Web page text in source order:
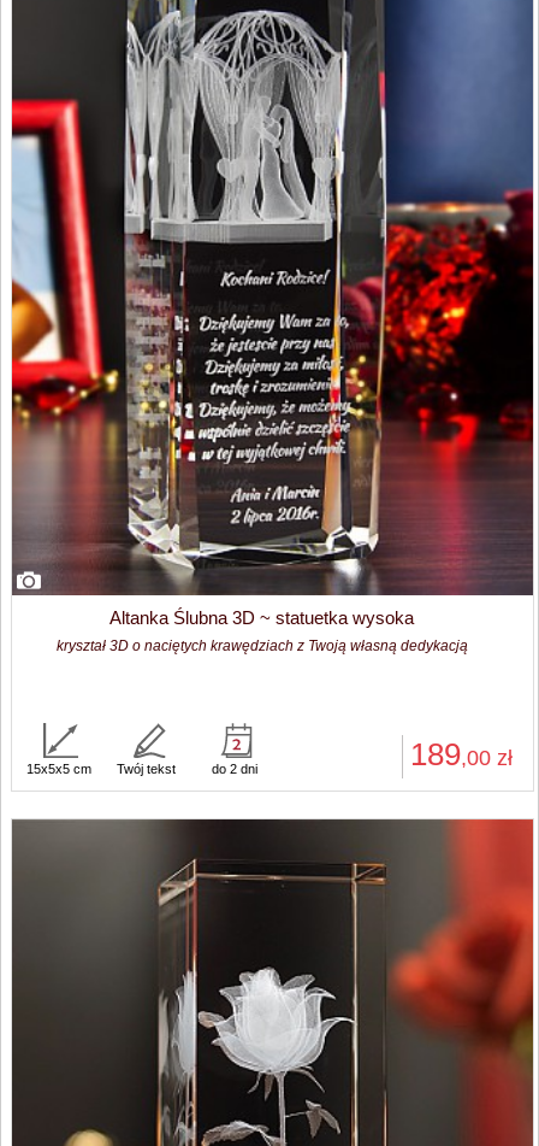
Altanka Ślubna 3D ~ statuetka wysoka
kryształ 3D o naciętych krawędziach z Twoją własną dedykacją
189,00 zł
15x5x5 cm Twój tekst do 2 dni